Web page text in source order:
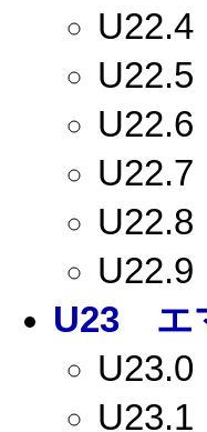
U22.4
U22.5
U22.6
U22.7
U22.8
U22.9
U23 エ
U23.0
U23.1